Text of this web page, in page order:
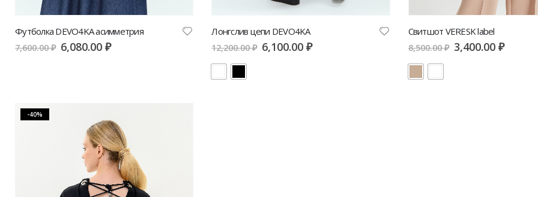
Футболка DEVO4KA асимметрия
7,600.00₽ 6,080.00₽
Лонгслив цепи DEVO4KA
12,200.00₽ 6,100.00₽
Свитшот VERESK label
8,500.00₽ 3,400.00 ₽
-40%